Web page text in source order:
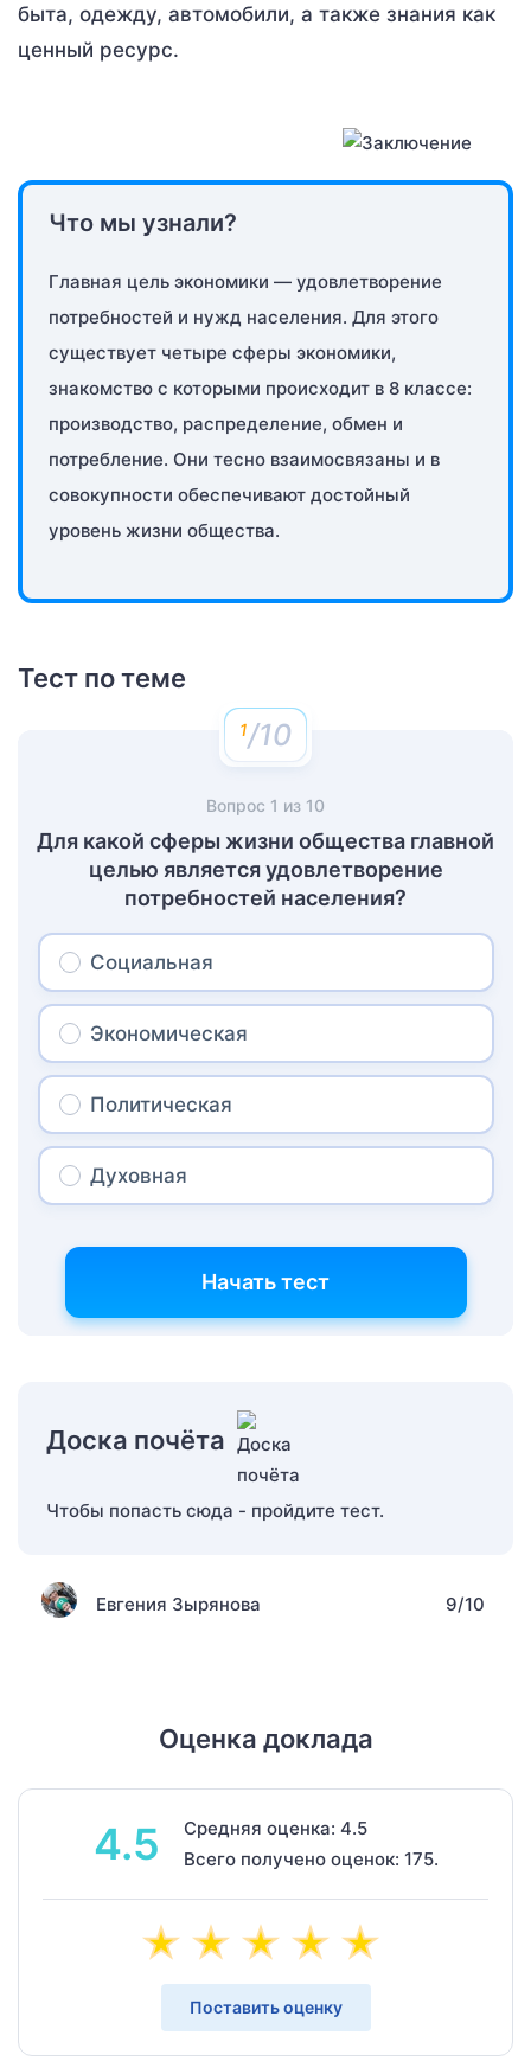
быта, одежду, автомобили, а также знания как
ценный ресурс.
Что мы узнали?
Главная цель экономики — удовлетворение
потребностей и нужд населения. Для этого
существует четыре сферы экономики,
знакомство с которыми происходит в 8 классе:
производство, распределение, обмен и
потребление. Они тесно взаимосвязаны и в
совокупности обеспечивают достойный
уровень жизни общества.
Тест по теме
/10
Вопрос 1 из 10
Для какой сферы жизни общества главной
целью является удовлетворение
потребностей населения?
Социальная
Экономическая
Политическая
Духовная
Начать тест
Доска почёта
Чтобы попасть сюда - пройдите тест.
Евгения Зырянова 9/10
Оценка доклада
4.5
Средняя оценка: 4.5
Всего получено оценок: 175.
Поставить оценку